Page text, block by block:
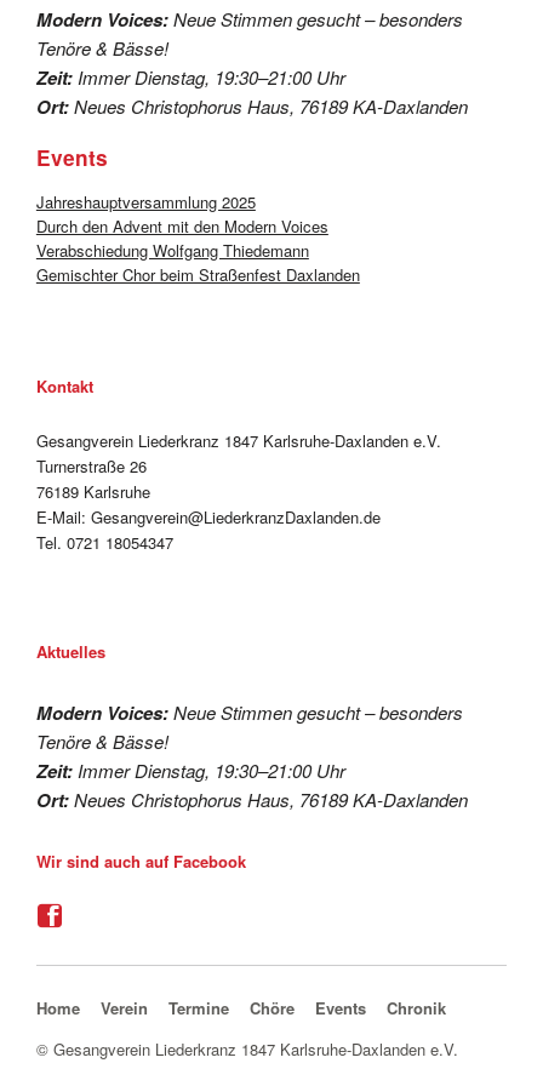
Modern Voices:Neue Stimmen gesucht – besonders
Tenöre & Bässe!
Zeit:Immer Dienstag, 19:30–21:00 Uhr
Ort:Neues Christophorus Haus, 76189 KA-Daxlanden
Events
Jahreshauptversammlung 2025
Durch den Advent mit den Modern Voices
Verabschiedung Wolfgang Thiedemann
Gemischter Chor beim Straßenfest Daxlanden
Kontakt
Gesangverein Liederkranz 1847 Karlsruhe-Daxlanden e.V.
Turnerstraße 26
76189 Karlsruhe
E-Mail: Gesangverein@LiederkranzDaxlanden.de
Tel. 0721 18054347
Aktuelles
Modern Voices:Neue Stimmen gesucht – besonders
Tenöre & Bässe!
Zeit:Immer Dienstag, 19:30–21:00 Uhr
Ort:Neues Christophorus Haus, 76189 KA-Daxlanden
Wir sind auch auf Facebook
Navigation überspringen
Home Verein Termine Chöre Events
Chronik
© Gesangverein Liederkranz 1847 Karlsruhe-Daxlanden e.V.